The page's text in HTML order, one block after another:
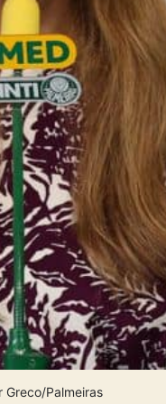
Greco/Palmeiras